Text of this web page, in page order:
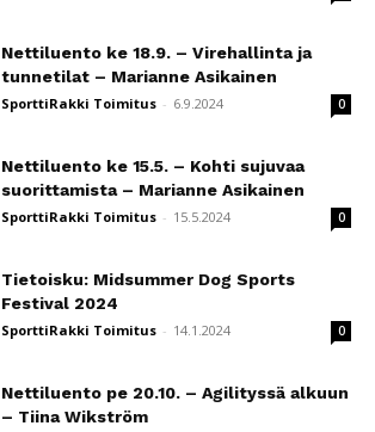
Nettiluento ke 18.9. – Virehallinta ja
tunnetilat – Marianne Asikainen
SporttiRakki Toimitus - 6.9.2024 0
Nettiluento ke 15.5. – Kohti sujuvaa
suorittamista – Marianne Asikainen
SporttiRakki Toimitus - 15.5.2024 0
Tietoisku: Midsummer Dog Sports
Festival 2024
SporttiRakki Toimitus - 14.1.2024 0
Nettiluento pe 20.10. – Agilityssä alkuun
– Tiina Wikström